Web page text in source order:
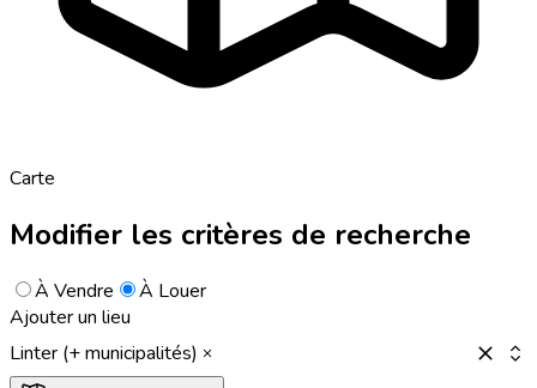
Carte
Modifier les critères de recherche
À Vendre
À Louer
Ajouter un lieu
Linter (+ municipalités)